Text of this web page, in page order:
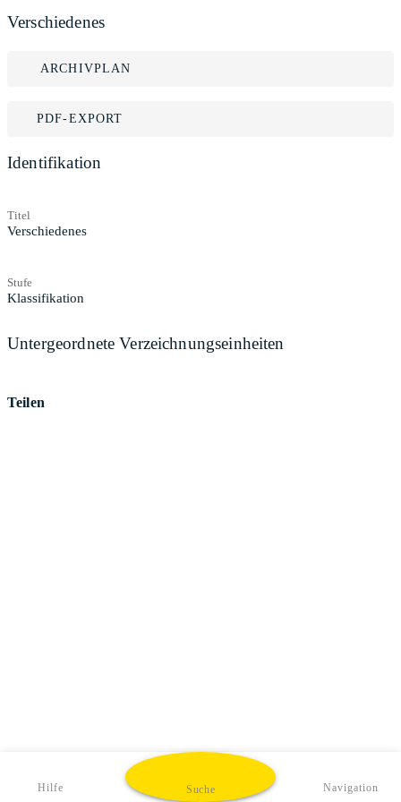
Verschiedenes
ARCHIVPLAN
PDF-EXPORT
Identifikation
Titel
Verschiedenes
Stufe
Klassifikation
Untergeordnete Verzeichnungseinheiten
Teilen
Hilfe Suche Navigation